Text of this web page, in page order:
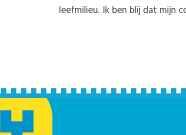
leefmilieu. Ik ben blij dat mijn